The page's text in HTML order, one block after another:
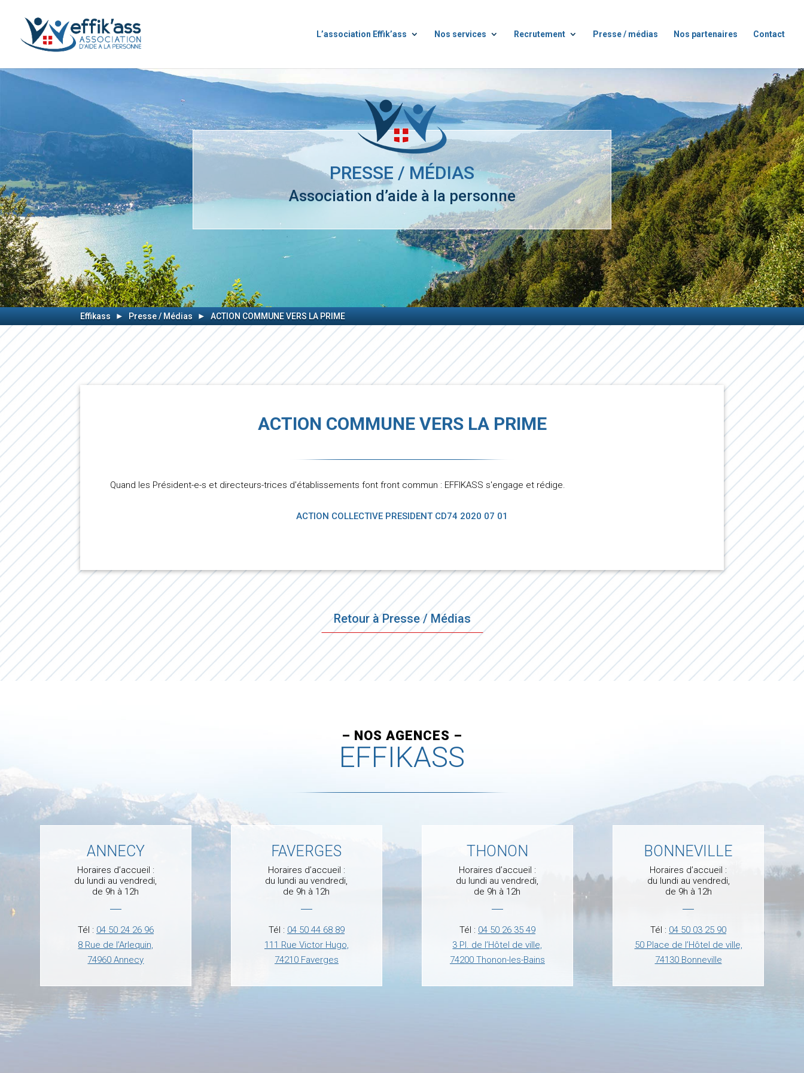
L’association Effik’ass Nos services Recrutement Presse / médias Nos partenaires Contact
PRESSE / MÉDIAS
Association d’aide à la personne
Effikass Presse / Médias ACTION COMMUNE VERS LA PRIME
ACTION COMMUNE VERS LA PRIME
Quand les Président-e-s et directeurs-trices d'établissements font front commun : EFFIKASS s'engage et rédige.
ACTION COLLECTIVE PRESIDENT CD74 2020 07 01
Retour à Presse / Médias
– NOS AGENCES –
EFFIKASS
ANNECY
Horaires d’accueil :
du lundi au vendredi,
de 9h à 12h
Tél : 04 50 24 26 96
8 Rue de l’Arlequin,
74960 Annecy
FAVERGES
Horaires d’accueil :
du lundi au vendredi,
de 9h à 12h
Tél : 04 50 44 68 89
111 Rue Victor Hugo,
74210 Faverges
THONON
Horaires d’accueil :
du lundi au vendredi,
de 9h à 12h
Tél : 04 50 26 35 49
3 Pl. de l’Hôtel de ville,
74200 Thonon-les-Bains
BONNEVILLE
Horaires d’accueil :
du lundi au vendredi,
de 9h à 12h
Tél : 04 50 03 25 90
50 Place de l’Hôtel de ville,
74130 Bonneville